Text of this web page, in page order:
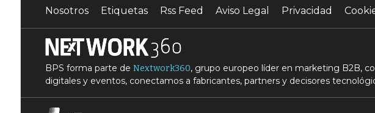
Nosotros Etiquetas Rss Feed Aviso Legal Privacidad
BPS forma parte de Nextwork360, grupo europeo líder en marketing B2B,
digitales y eventos, conectamos a fabricantes, partners y decisores